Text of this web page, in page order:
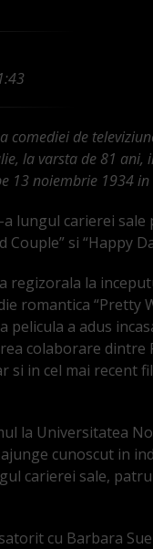
comediei de
la varsta de 81
13 noiembrie 1934 in
lungul carierei
si “Happy
regizorala la
romantica “Pretty
pelicula a adus
colaborare
si in cel mai recent
la Universitatea
cunoscut in
carierei sale,
cu Barbara